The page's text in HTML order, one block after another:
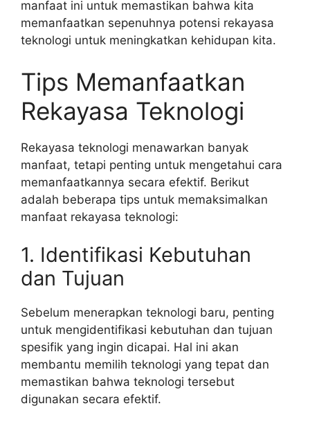
manfaat ini untuk memastikan bahwa kita
memanfaatkan sepenuhnya potensi rekayasa
teknologi untuk meningkatkan kehidupan kita.
Tips Memanfaatkan
Rekayasa Teknologi
Rekayasa teknologi menawarkan banyak
manfaat, tetapi penting untuk mengetahui cara
memanfaatkannya secara efektif. Berikut
adalah beberapa tips untuk memaksimalkan
manfaat rekayasa teknologi:
1. Identifikasi Kebutuhan
dan Tujuan
Sebelum menerapkan teknologi baru, penting
untuk mengidentifikasi kebutuhan dan tujuan
spesifik yang ingin dicapai. Hal ini akan
membantu memilih teknologi yang tepat dan
memastikan bahwa teknologi tersebut
digunakan secara efektif.